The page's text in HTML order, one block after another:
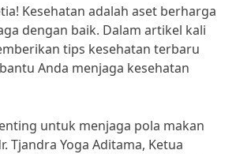
Kesehatan adalah aset berharga
dengan baik. Dalam artikel kali
tips kesehatan terbaru
Anda menjaga kesehatan
untuk menjaga pola makan
Tjandra Yoga Aditama, Ketua